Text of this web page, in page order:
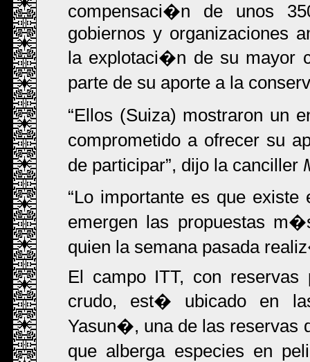
compensaci�n de unos
gobiernos y organizaciones
la explotaci�n de su mayor
parte de su aporte a la
Ellos (Suiza) mostraron un
comprometido a ofrecer su
de participar , dijo la canciller
Lo importante es que
emergen las propuestas
quien la semana pasada
El campo ITT, con
crudo, est� ubicado en
Yasun�, una de las
que alberga especies en